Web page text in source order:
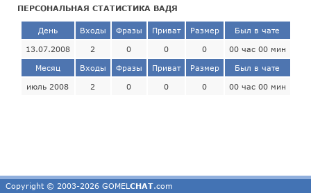
ПЕРСОНАЛЬНАЯ СТАТИСТИКА ВАДЯ
День Входы Фразы Приват Размер Был в чате
13.07.2008 2 0 0 0 00 час 00 мин
Месяц Входы Фразы Приват Размер Был в чате
июль 2008 2 0 0 0 00 час 00 мин
Copyright © 2003-2026 GOMEL CHAT.com